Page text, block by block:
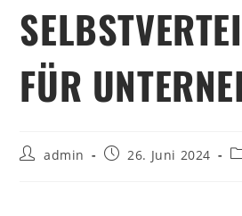
FÜR
admin 26. Juni 2024